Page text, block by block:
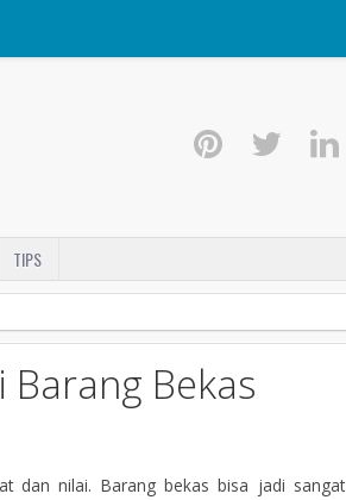
TIPS
Barang Bekas
dan nilai. Barang bekas bisa jadi sangat